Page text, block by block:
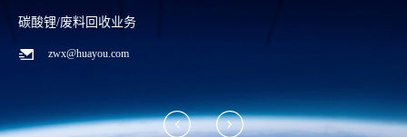
碳酸锂/废料回收业务
zwx@huayou.com